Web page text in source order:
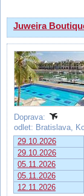
Juweira
Doprava:
odlet: Bratislava,
29.10.2026
29.10.2026
05.11.2026
05.11.2026
12.11.2026